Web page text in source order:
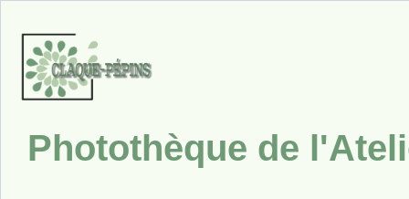
Photothèque de